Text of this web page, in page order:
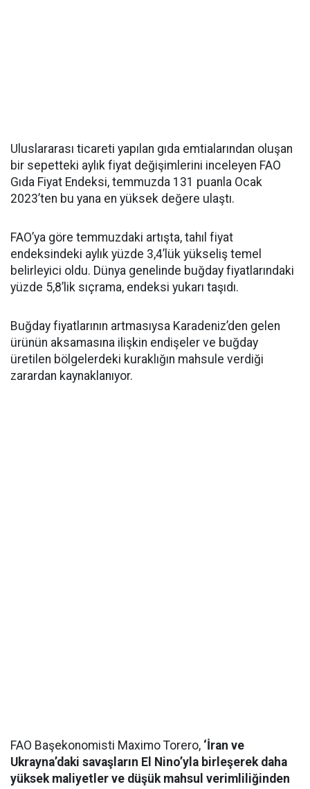
Uluslararası ticareti yapılan gıda emtialarından oluşan
bir sepetteki aylık fiyat değişimlerini inceleyen FAO
Gıda Fiyat Endeksi, temmuzda 131 puanla Ocak
2023’ten bu yana en yüksek değere ulaştı.
FAO’ya göre temmuzdaki artışta, tahıl fiyat
endeksindeki aylık yüzde 3,4’lük yükseliş temel
belirleyici oldu. Dünya genelinde buğday fiyatlarındaki
yüzde 5,8’lik sıçrama, endeksi yukarı taşıdı.
Buğday fiyatlarının artmasıysa Karadeniz’den gelen
ürünün aksamasına ilişkin endişeler ve buğday
üretilen bölgelerdeki kuraklığın mahsule verdiği
zarardan kaynaklanıyor.
FAO Başekonomisti Maximo Torero, ‘İran ve
Ukrayna’daki savaşların El Nino’yla birleşerek daha
yüksek maliyetler ve düşük mahsul verimliliğinden